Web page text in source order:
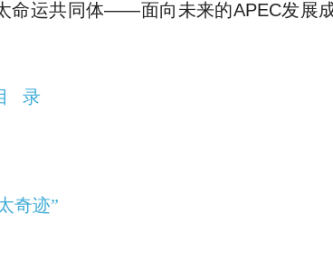
命运共同体——面向未来的APEC发展
录
奇迹”